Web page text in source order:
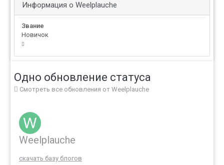
Информация о Weelplauche
Звание
Новичок
Одно обновление статуса
Смотреть все обновления от Weelplauche
Weelplauche
скачать базу блогов